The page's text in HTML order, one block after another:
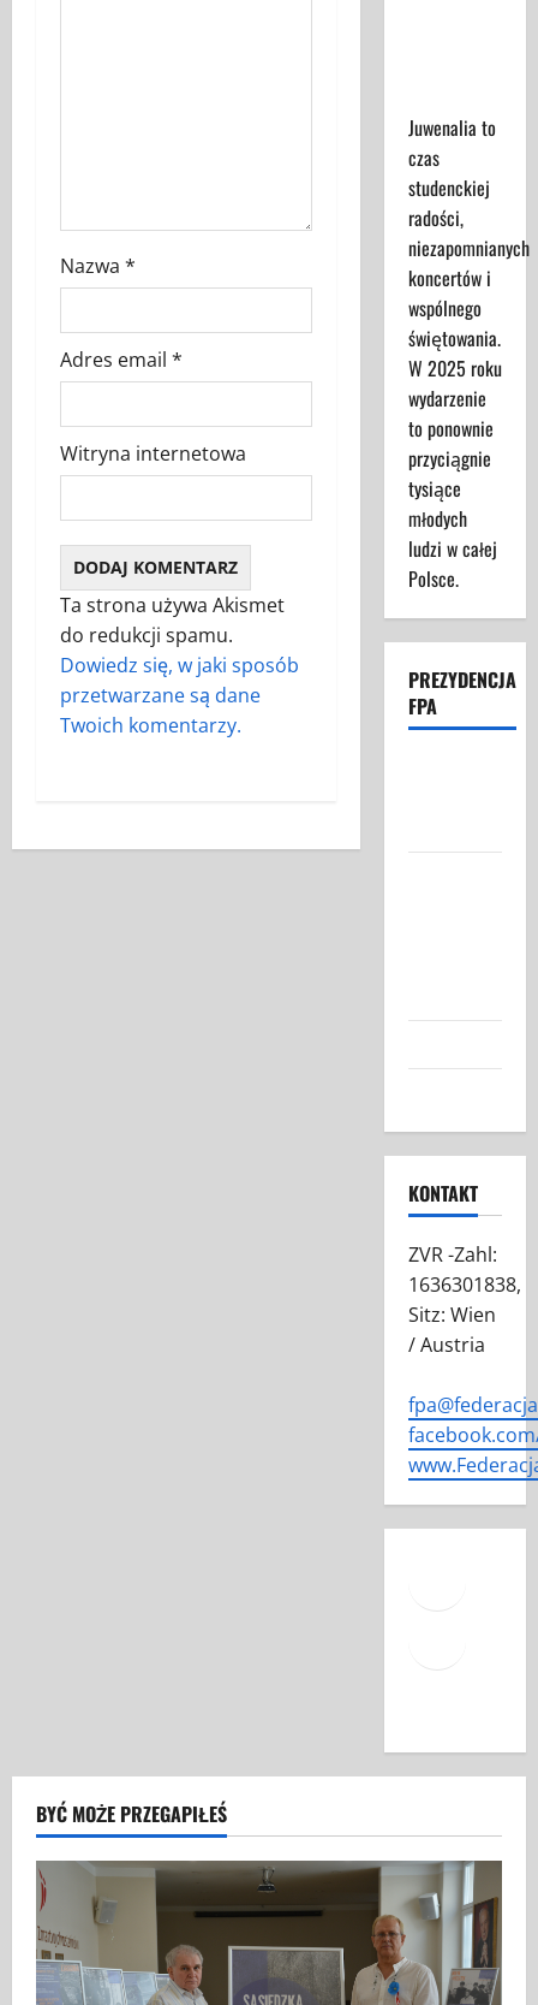
Nazwa *
Adres email *
Witryna internetowa
Ta strona używa Akismet
do redukcji spamu.
Dowiedz się, w jaki sposób
przetwarzane są dane
Twoich komentarzy.
Juwenalia to
czas
studenckiej
radości,
niezapomnianych
koncertów i
wspólnego
świętowania.
W 2025 roku
wydarzenie
to ponownie
przyciągnie
tysiące
młodych
ludzi w całej
Polsce.
PREZYDENCJA
FPA
KONTAKT
ZVR -Zahl:
1636301838,
Sitz: Wien
/ Austria
Mail
BYĆ MOŻE PRZEGAPIŁEŚ